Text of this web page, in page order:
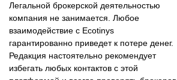
Легальной брокерской деятельностью
компания не занимается. Любое
взаимодействие с Ecotinys
гарантированно приведет к потере денег.
Редакция настоятельно рекомендует
избегать любых контактов с этой